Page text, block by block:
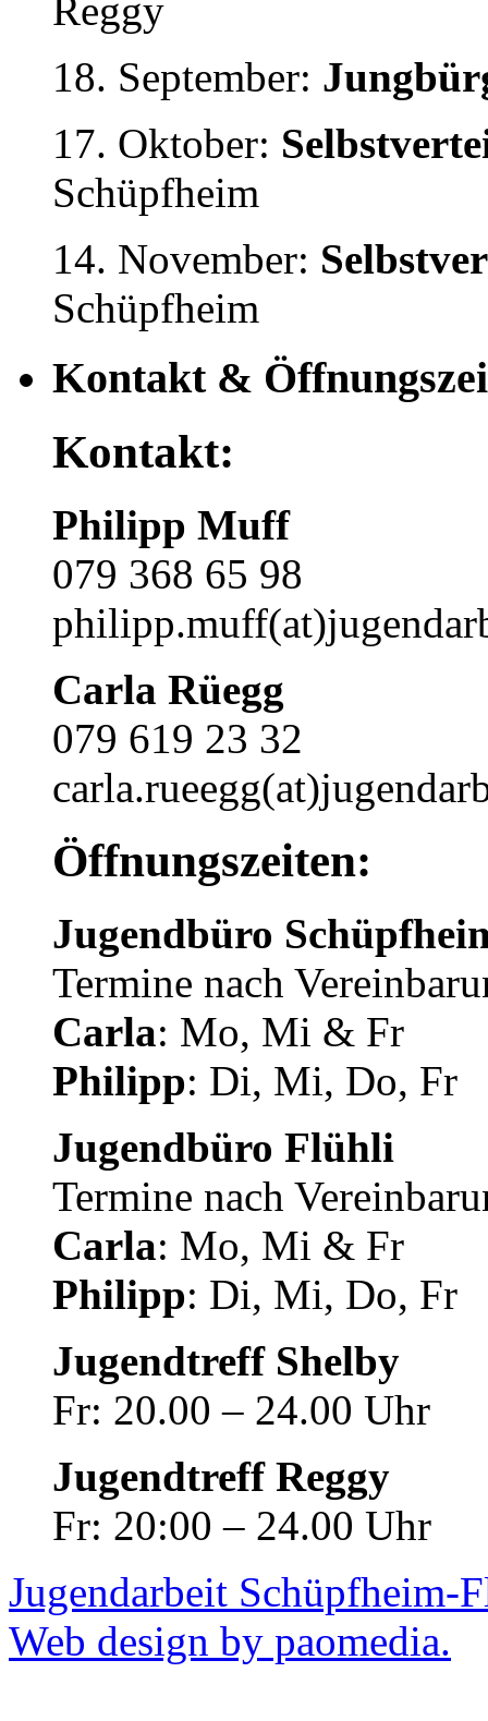
Reggy
18. September:
17. Oktober:
Schüpfheim
14. November:
Schüpfheim
Kontakt &
Kontakt:
Philipp Muff
079 368 65 98
Carla Rüegg
079 619 23 32
Öffnungszeiten:
Jugendbüro
Termine nach
Carla: Mo, Mi & Fr
Philipp: Di, Mi, Do, Fr
Jugendbüro Flühli
Termine nach
Carla: Mo, Mi & Fr
Philipp: Di, Mi, Do, Fr
Jugendtreff Shelby
Fr: 20.00 – 24.00 Uhr
Jugendtreff Reggy
Fr: 20:00 – 24.00 Uhr
Jugendarbeit Schüpfheim-
Web design by paomedia.